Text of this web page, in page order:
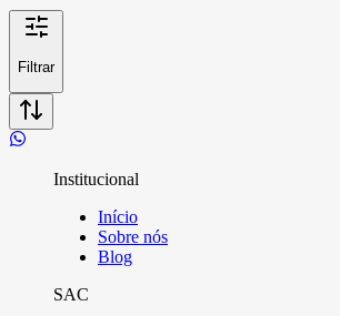
Filtrar
Institucional
Início
Sobre nós
Blog
SAC